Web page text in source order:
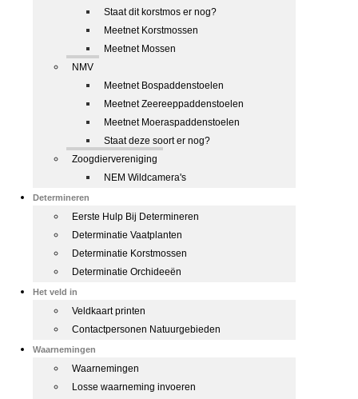
Staat dit korstmos er nog?
Meetnet Korstmossen
Meetnet Mossen
NMV
Meetnet Bospaddenstoelen
Meetnet Zeereeppaddenstoelen
Meetnet Moeraspaddenstoelen
Staat deze soort er nog?
Zoogdiervereniging
NEM Wildcamera's
Determineren
Eerste Hulp Bij Determineren
Determinatie Vaatplanten
Determinatie Korstmossen
Determinatie Orchideeën
Het veld in
Veldkaart printen
Contactpersonen Natuurgebieden
Waarnemingen
Waarnemingen
Losse waarneming invoeren